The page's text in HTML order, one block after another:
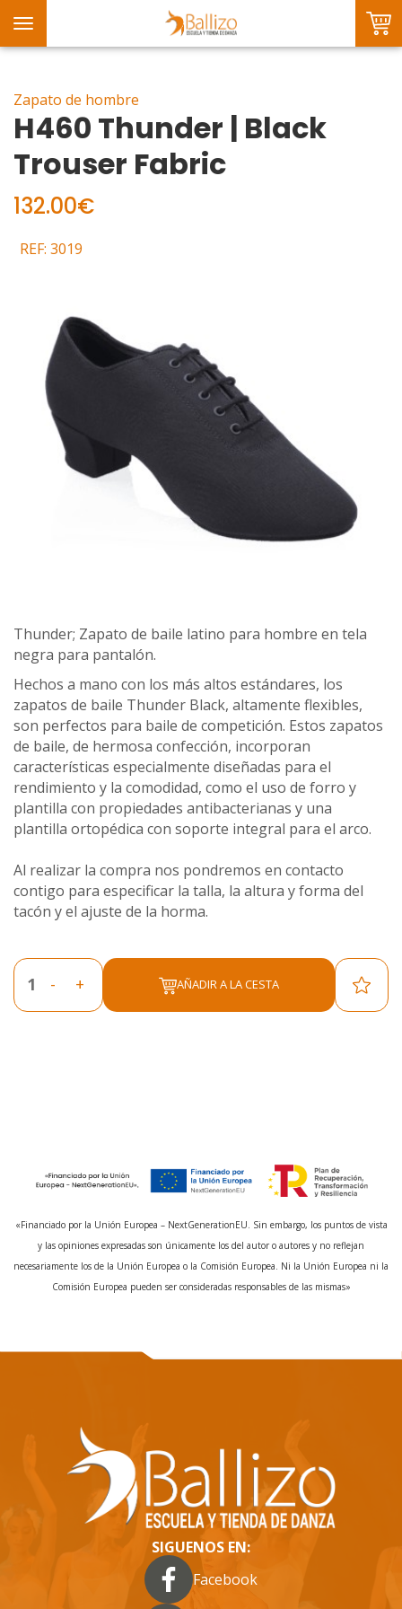
Toggle
navigation
Zapato de hombre
H460 Thunder | Black
Trouser Fabric
132.00€
REF: 3019
Thunder; Zapato de baile latino para hombre en tela
negra para pantalón.
Hechos a mano con los más altos estándares, los
zapatos de baile Thunder Black, altamente flexibles,
son perfectos para baile de competición. Estos zapatos
de baile, de hermosa confección, incorporan
características especialmente diseñadas para el
rendimiento y la comodidad, como el uso de forro y
plantilla con propiedades antibacterianas y una
plantilla ortopédica con soporte integral para el arco.
Al realizar la compra nos pondremos en contacto
contigo para especificar la talla, la altura y forma del
tacón y el ajuste de la horma.
- + AÑADIR A LA CESTA
«Financiado por la Unión Europea – NextGenerationEU. Sin embargo, los puntos de vista
y las opiniones expresadas son únicamente los del autor o autores y no reflejan
necesariamente los de la Unión Europea o la Comisión Europea. Ni la Unión Europea ni la
Comisión Europea pueden ser consideradas responsables de las mismas»
SIGUENOS EN:
Facebook